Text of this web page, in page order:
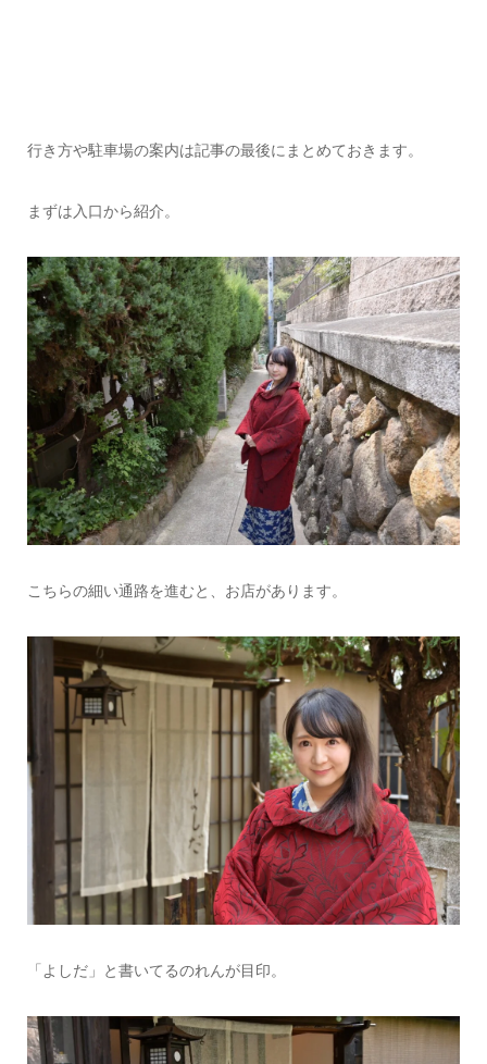
行き方や駐車場の案内は記事の最後にまとめておきます。
まずは入口から紹介。
こちらの細い通路を進むと、お店があります。
「よしだ」と書いてるのれんが目印。